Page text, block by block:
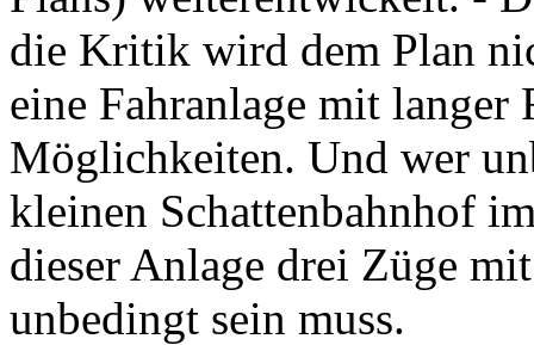
die Kritik wird dem Plan
eine Fahranlage mit langer
Möglichkeiten. Und wer
kleinen Schattenbahnhof
dieser Anlage drei Züge
unbedingt sein muss.